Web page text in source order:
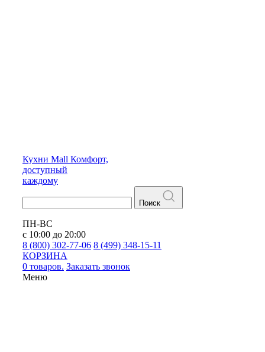
Кухни Mall Комфорт,
доступный
каждому
Поиск
ПН-ВС
с 10:00 до 20:00
8 (800) 302-77-06 8 (499) 348-15-11
КОРЗИНА
0 товаров. Заказать звонок
Меню